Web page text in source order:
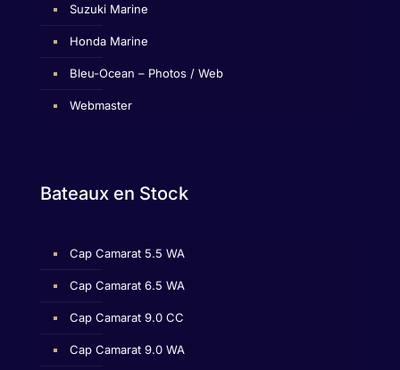
Suzuki Marine
Honda Marine
Bleu-Ocean – Photos / Web
Webmaster
Bateaux en Stock
Cap Camarat 5.5 WA
Cap Camarat 6.5 WA
Cap Camarat 9.0 CC
Cap Camarat 9.0 WA